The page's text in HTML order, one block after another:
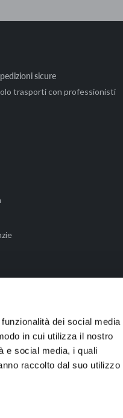
dei social media
in cui utilizza il nostro
e social media, i quali
raccolto dal suo utilizzo
sicure
trasporti con professionisti